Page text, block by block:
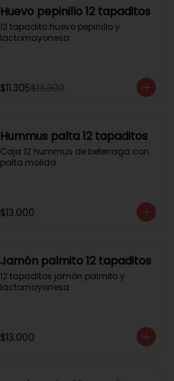
Huevo pepinillo 12 tapaditos
12 tapadito huevo pepinillo y
lactomayonesa
$11.305$13.300
Hummus palta 12 tapaditos
Caja 12 hummus de beterraga con
palta molida
$13.000
Jamón palmito 12 tapaditos
12 tapaditos jamón palmito y
lactomayonesa
$13.000